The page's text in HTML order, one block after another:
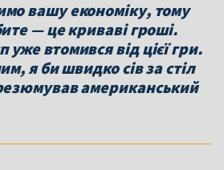
вашу економіку, тому
— це криваві гроші.
втомився від цієї гри.
я би швидко сів за стіл
американський